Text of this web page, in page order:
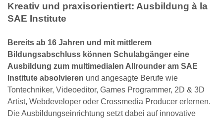
Kreativ und praxisorientiert: Ausbildung à la
SAE Institute
Bereits ab 16 Jahren und mit mittlerem
Bildungsabschluss können Schulabgänger eine
Ausbildung zum multimedialen Allrounder am SAE
Institute absolvieren und angesagte Berufe wie
Tontechniker, Videoeditor, Games Programmer, 2D & 3D
Artist, Webdeveloper oder Crossmedia Producer erlernen.
Die Ausbildungseinrichtung setzt dabei auf innovative